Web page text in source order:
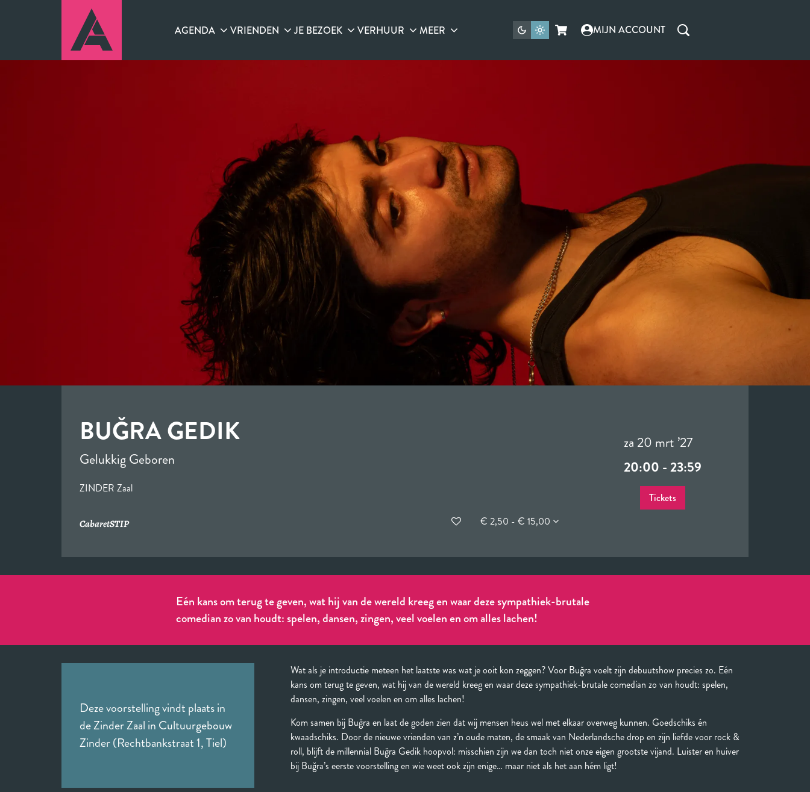
AGENDA VRIENDEN JE BEZOEK VERHUUR MEER MIJN ACCOUNT
BUĞRA GEDIK
Gelukkig Geboren
ZINDER Zaal
CabaretSTIP € 2,50 - € 15,00
za 20 mrt ’27
20:00 -23:59
Tickets
Eén kans om terug te geven, wat hij van de wereld kreeg en waar deze sympathiek-brutale
comedian zo van houdt: spelen, dansen, zingen, veel voelen en om alles lachen!
Wat als je introductie meteen het laatste was wat je ooit kon zeggen? Voor Buğra voelt zijn debuutshow precies zo. Eén
kans om terug te geven, wat hij van de wereld kreeg en waar deze sympathiek-brutale comedian zo van houdt: spelen,
dansen, zingen, veel voelen en om alles lachen!
Kom samen bij Buğra en laat de goden zien dat wij mensen heus wel met elkaar overweg kunnen. Goedschiks én
kwaadschiks. Door de nieuwe vrienden van z’n oude maten, de smaak van Nederlandsche drop en zijn liefde voor rock &
roll, blijft de millennial Buğra Gedik hoopvol: misschien zijn we dan toch niet onze eigen grootste vijand. Luister en huiver
bij Buğra’s eerste voorstelling en wie weet ook zijn enige… maar niet als het aan hém ligt!
Deze voorstelling vindt plaats in
de Zinder Zaal in Cultuurgebouw
Zinder (Rechtbankstraat 1, Tiel)